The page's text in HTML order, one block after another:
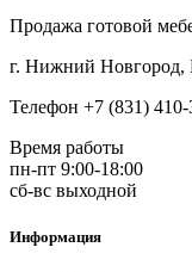
Продажа готовой
г. Нижний Новгород,
Телефон +7 (831)
Время работы
пн-пт 9:00-18:00
сб-вс выходной
Информация